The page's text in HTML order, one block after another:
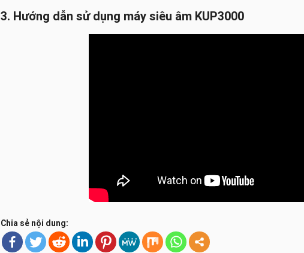
3. Hướng dẫn sử dụng máy siêu âm KUP3000
Chia sẻ nội dung: